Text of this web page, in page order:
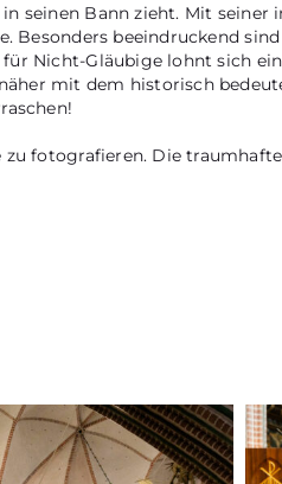
seinen Bann zieht. Mit
beeindruckend
Nicht-Gläubige lohnt sich
mit dem historisch
fotografieren. Die